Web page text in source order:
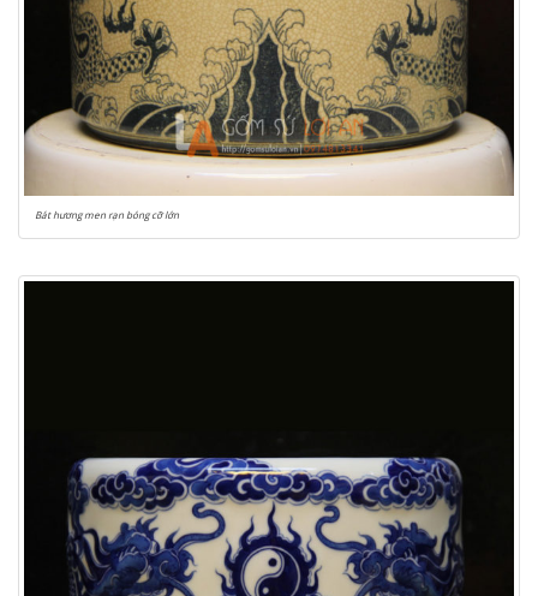
Bát hương men rạn bóng cỡ lớn